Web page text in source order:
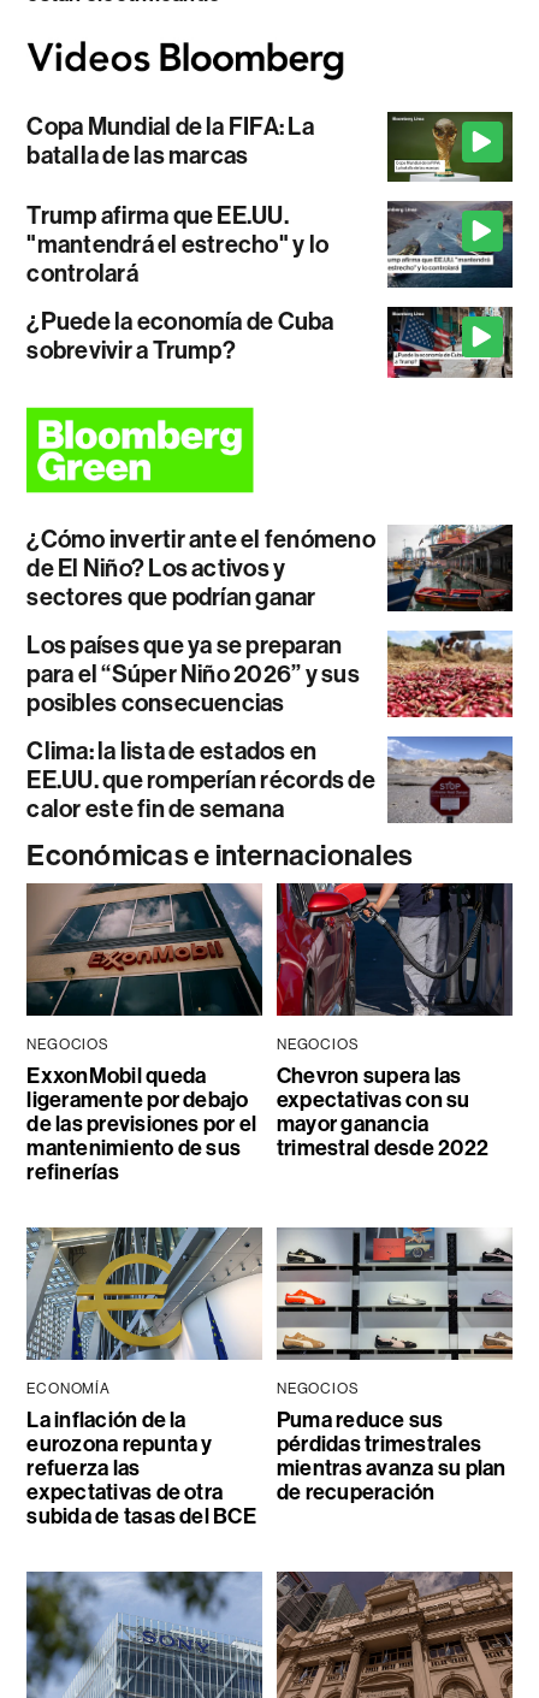
Copa Mundial de la FIFA: La
batalla de las marcas
Trump afirma que EE.UU.
"mantendrá el estrecho" y lo
controlará
¿Puede la economía de Cuba
sobrevivir a Trump?
¿Cómo invertir ante el fenómeno
de El Niño? Los activos y
sectores que podrían ganar
Los países que ya se preparan
para el “Súper Niño 2026” y sus
posibles consecuencias
Clima: la lista de estados en
EE.UU. que romperían récords de
calor este fin de semana
Económicas e internacionales
NEGOCIOS
ExxonMobil queda
ligeramente por debajo
de las previsiones por el
mantenimiento de sus
refinerías
NEGOCIOS
Chevron supera las
expectativas con su
mayor ganancia
trimestral desde 2022
ECONOMÍA
La inflación de la
eurozona repunta y
refuerza las
expectativas de otra
subida de tasas del BCE
NEGOCIOS
Puma reduce sus
pérdidas trimestrales
mientras avanza su plan
de recuperación